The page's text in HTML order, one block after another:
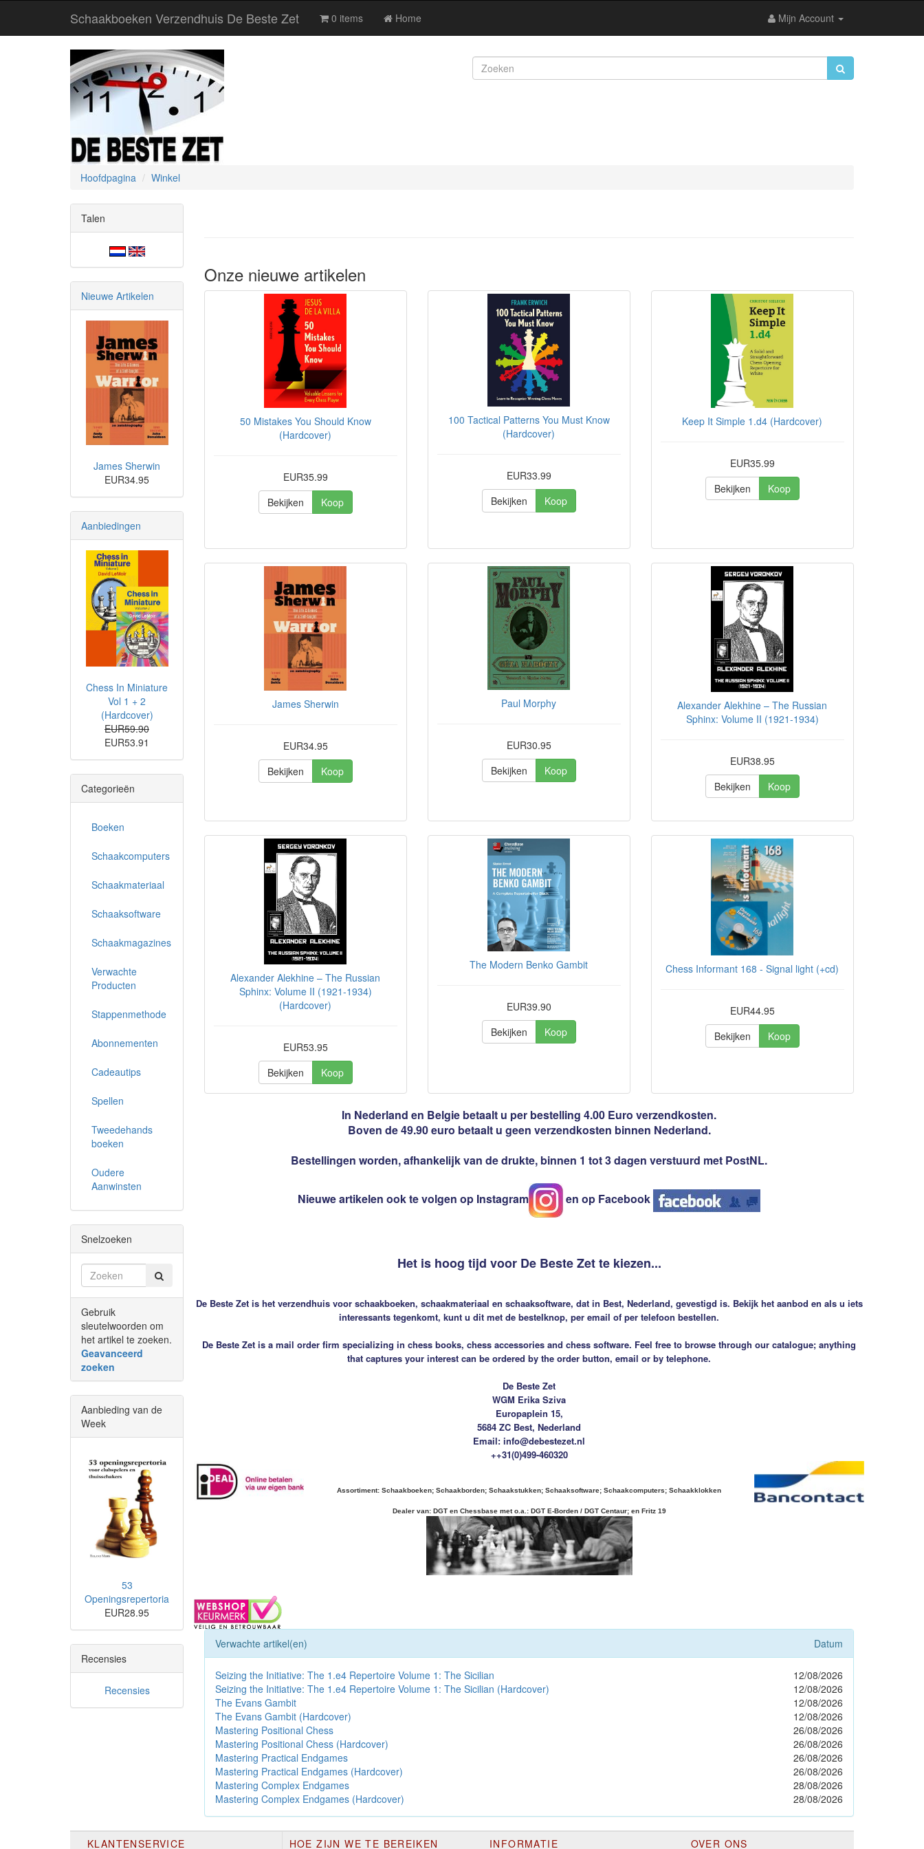
Schaakboeken Verzendhuis De Beste Zet 0 items Home Mijn Account
Hoofdpagina Winkel
Onze nieuwe artikelen
50 Mistakes You Should Know
(Hardcover)
EUR35.99
Bekijken
Koop
100 Tactical Patterns You Must Know
(Hardcover)
EUR33.99
Bekijken
Koop
Keep It Simple 1.d4 (Hardcover)
EUR35.99
Bekijken
Koop
James Sherwin
EUR34.95
Bekijken
Koop
Paul Morphy
EUR30.95
Bekijken
Koop
Alexander Alekhine – The Russian
Sphinx: Volume II (1921-1934)
EUR38.95
Bekijken
Koop
Alexander Alekhine – The Russian
Sphinx: Volume II (1921-1934)
(Hardcover)
EUR53.95
Bekijken
Koop
The Modern Benko Gambit
EUR39.90
Bekijken
Koop
Chess Informant 168 - Signal light (+cd)
EUR44.95
Bekijken
Koop
In Nederland en Belgie betaalt u per bestelling 4.00 Euro verzendkosten.
Boven de 49.90 euro betaalt u geen verzendkosten binnen Nederland.
Bestellingen worden, afhankelijk van de drukte, binnen 1 tot 3 dagen verstuurd met PostNL.
Nieuwe artikelen ook te volgen op Instagram en op Facebook
Het is hoog tijd voor De Beste Zet te kiezen...
De Beste Zet is het verzendhuis voor schaakboeken, schaakmateriaal en schaaksoftware, dat in Best, Nederland, gevestigd is. Bekijk het aanbod en als u iets
interessants tegenkomt, kunt u dit met de bestelknop, per email of per telefoon bestellen.
De Beste Zet is a mail order firm specializing in chess books, chess accessories and chess software. Feel free to browse through our catalogue; anything
that captures your interest can be ordered by the order button, email or by telephone.
De Beste Zet
WGM Erika Sziva
Europaplein 15,
5684 ZC Best, Nederland
Email: info@debestezet.nl
++31(0)499-460320
Assortiment: Schaakboeken; Schaakborden; Schaakstukken; Schaaksoftware; Schaakcomputers; Schaakklokken
Dealer van: DGT en Chessbase met o.a.: DGT E-Borden / DGT Centaur; en Fritz 19
Verwachte artikel(en) Datum
Seizing the Initiative: The 1.e4 Repertoire Volume 1: The Sicilian
12/08/2026
Seizing the Initiative: The 1.e4 Repertoire Volume 1: The Sicilian (Hardcover)
12/08/2026
The Evans Gambit
12/08/2026
The Evans Gambit (Hardcover)
12/08/2026
Mastering Positional Chess
26/08/2026
Mastering Positional Chess (Hardcover)
26/08/2026
Mastering Practical Endgames
26/08/2026
Mastering Practical Endgames (Hardcover)
26/08/2026
Mastering Complex Endgames
28/08/2026
Mastering Complex Endgames (Hardcover)
28/08/2026
Talen
Nieuwe Artikelen
James Sherwin
EUR34.95
Aanbiedingen
Chess In Miniature
Vol 1 + 2
(Hardcover)
EUR59.90
EUR53.91
Categorieën
Boeken
Schaakcomputers
Schaakmateriaal
Schaaksoftware
Schaakmagazines
Verwachte
Producten
Stappenmethode
Abonnementen
Cadeautips
Spellen
Tweedehands
boeken
Oudere
Aanwinsten
Snelzoeken
Gebruik
sleutelwoorden om
het artikel te zoeken.
Geavanceerd
zoeken
Aanbieding van de
Week
53
Openingsrepertoria
EUR28.95
Recensies
Recensies
KLANTENSERVICE HOE ZIJN WE TE BEREIKEN INFORMATIE OVER ONS